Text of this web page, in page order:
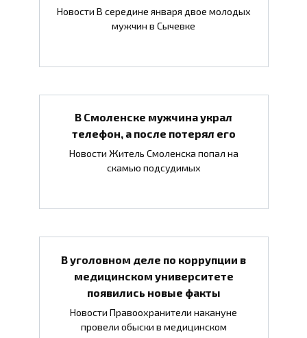
Новости В середине января двое молодых
мужчин в Сычевке
В Смоленске мужчина украл
телефон, а после потерял его
Новости Житель Смоленска попал на
скамью подсудимых
В уголовном деле по коррупции в
медицинском университете
появились новые факты
Новости Правоохранители накануне
провели обыски в медицинском